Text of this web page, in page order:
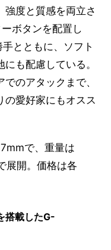
強度と質感を両立さ
ボタンを配置し
とともに、ソフト
も配慮している。
のアタックまで、
の愛好家にもオスス
で、重量は
展開。価格は各
搭載したG-